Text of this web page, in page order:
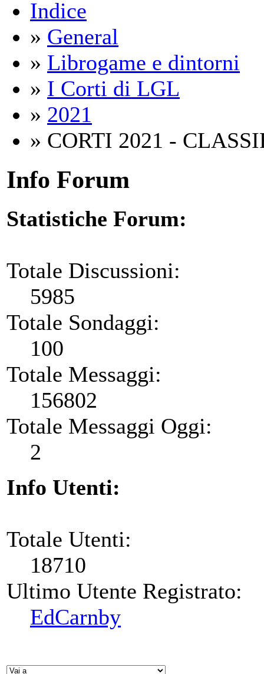
Indice
» General
» Librogame e dintorni
» I Corti di LGL
» 2021
» CORTI 2021 -
Info Forum
Statistiche Forum:
Totale Discussioni:
5985
Totale Sondaggi:
100
Totale Messaggi:
156802
Totale Messaggi Oggi:
2
Info Utenti:
Totale Utenti:
18710
Ultimo Utente Registrato:
EdCarnby